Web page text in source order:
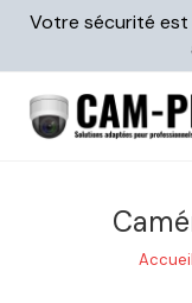
Votre sécurité
Accueil